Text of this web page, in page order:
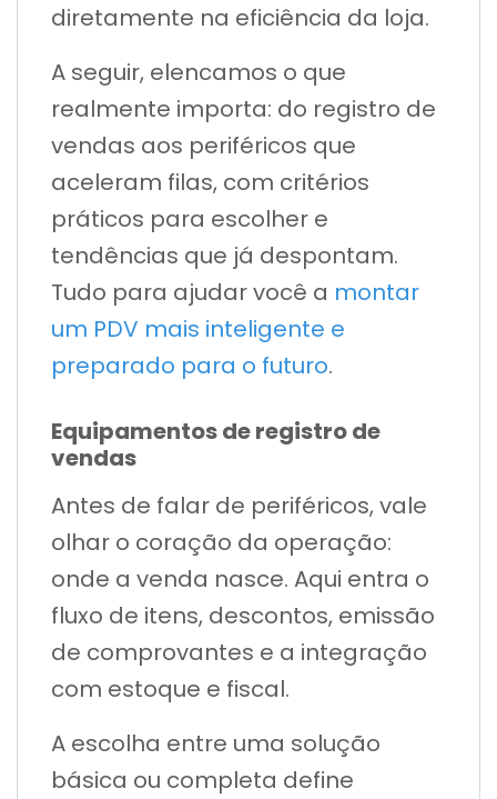
diretamente na eficiência da loja.
A seguir, elencamos o que
realmente importa: do registro de
vendas aos periféricos que
aceleram filas, com critérios
práticos para escolher e
tendências que já despontam.
Tudo para ajudar você a montar
um PDV mais inteligente e
preparado para o futuro.
Equipamentos de registro de
vendas
Antes de falar de periféricos, vale
olhar o coração da operação:
onde a venda nasce. Aqui entra o
fluxo de itens, descontos, emissão
de comprovantes e a integração
com estoque e fiscal.
A escolha entre uma solução
básica ou completa define